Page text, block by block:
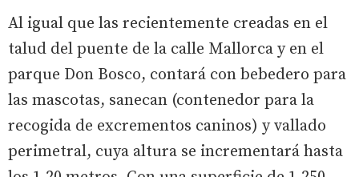
Al igual que las recientemente creadas en el
talud del puente de la calle Mallorca y en el
parque Don Bosco, contará con bebedero para
las mascotas, sanecan (contenedor para la
recogida de excrementos caninos) y vallado
perimetral, cuya altura se incrementará hasta